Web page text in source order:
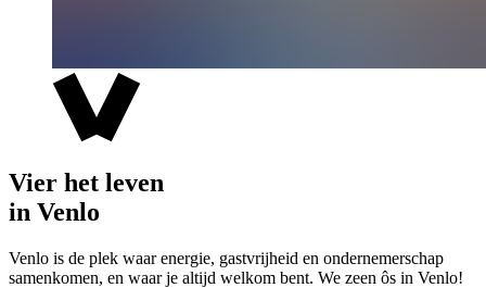
Vier het leven
in Venlo
Venlo is de plek waar energie, gastvrijheid en ondernemerschap
samenkomen, en waar je altijd welkom bent. We zeen ôs in Venlo!